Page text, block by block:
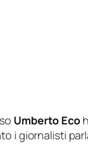
Umberto Eco
i giornalisti